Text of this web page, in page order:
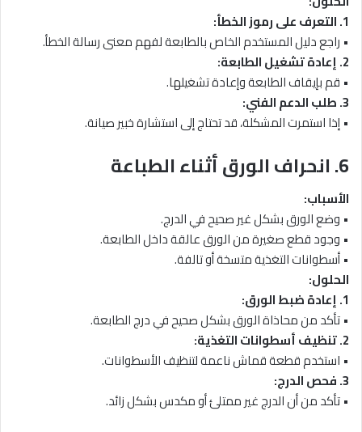
1. التعرف على رموز الخطأ:
• راجع دليل المستخدم الخاص بالطابعة لفهم معنى رسالة الخطأ.
2. إعادة تشغيل الطابعة:
• قم بإيقاف الطابعة وإعادة تشغيلها.
3. طلب الدعم الفني:
• إذا استمرت المشكلة، قد تحتاج إلى استشارة خبير صيانة.
6. انحراف الورق أثناء الطباعة
الأسباب:
• وضع الورق بشكل غير صحيح في الدرج.
• وجود قطع صغيرة من الورق عالقة داخل الطابعة.
• أسطوانات التغذية متسخة أو تالفة.
الحلول:
1. إعادة ضبط الورق:
• تأكد من محاذاة الورق بشكل صحيح في درج الطابعة.
2. تنظيف أسطوانات التغذية:
• استخدم قطعة قماش ناعمة لتنظيف الأسطوانات.
3. فحص الدرج:
• تأكد من أن الدرج غير ممتلئ أو مكدس بشكل زائد.